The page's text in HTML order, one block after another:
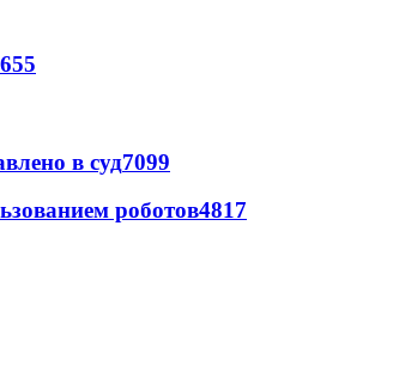
в суд7099
роботов4817